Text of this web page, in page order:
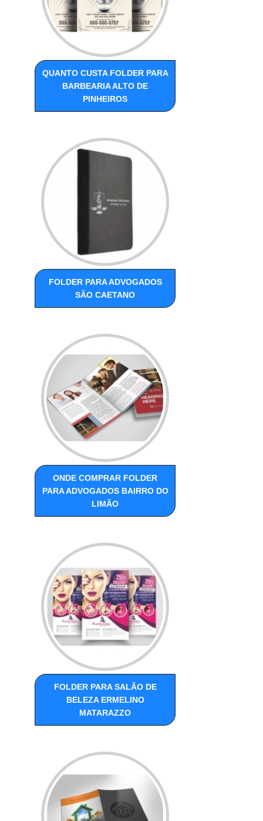
QUANTO CUSTA FOLDER PARA
BARBEARIA ALTO DE
PINHEIROS
FOLDER PARA ADVOGADOS
SÃO CAETANO
ONDE COMPRAR FOLDER
PARA ADVOGADOS BAIRRO DO
LIMÃO
FOLDER PARA SALÃO DE
BELEZA ERMELINO
MATARAZZO